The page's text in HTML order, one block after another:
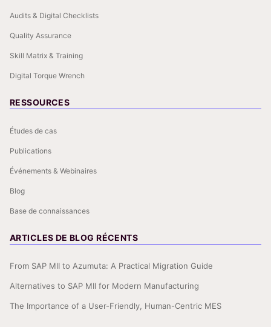
Audits & Digital Checklists
Quality Assurance
Skill Matrix & Training
Digital Torque Wrench
RESSOURCES
Études de cas
Publications
Événements & Webinaires
Blog
Base de connaissances
ARTICLES DE BLOG RÉCENTS
From SAP MII to Azumuta: A Practical Migration Guide
Alternatives to SAP MII for Modern Manufacturing
The Importance of a User-Friendly, Human-Centric MES